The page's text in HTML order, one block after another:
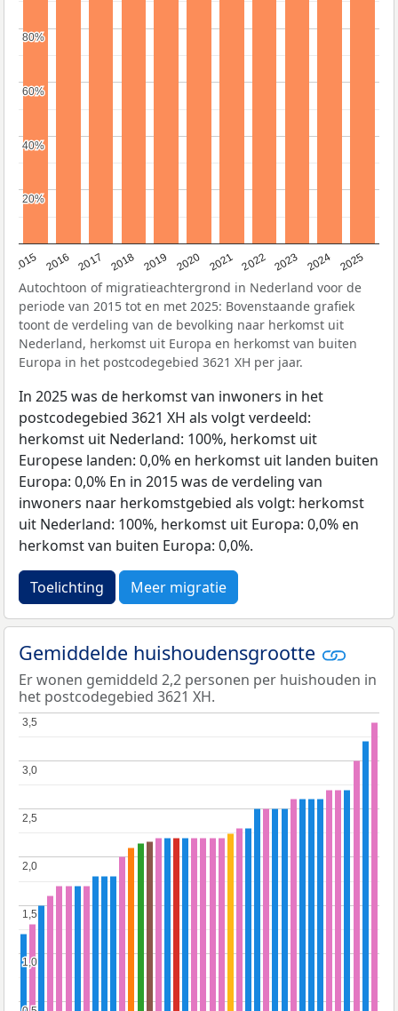
2015 2016 2017 2018 2019 2020 2021 2022 2023 2024 2025
20%
20%
40%
40%
60%
60%
80%
80%
Autochtoon of migratieachtergrond in Nederland voor de
periode van 2015 tot en met 2025: Bovenstaande grafiek
toont de verdeling van de bevolking naar herkomst uit
Nederland, herkomst uit Europa en herkomst van buiten
Europa in het postcodegebied 3621 XH per jaar.
In 2025 was de herkomst van inwoners in het
postcodegebied 3621 XH als volgt verdeeld:
herkomst uit Nederland: 100%, herkomst uit
Europese landen: 0,0% en herkomst uit landen buiten
Europa: 0,0% En in 2015 was de verdeling van
inwoners naar herkomstgebied als volgt: herkomst
uit Nederland: 100%, herkomst uit Europa: 0,0% en
herkomst van buiten Europa: 0,0%.
Toelichting Meer migratie
Gemiddelde huishoudensgrootte
Er wonen gemiddeld 2,2 personen per huishouden in
het postcodegebied 3621 XH.
1,0
1,0
1,5
1,5
2,0
2,0
2,5
2,5
3,0
3,0
3,5
3,5